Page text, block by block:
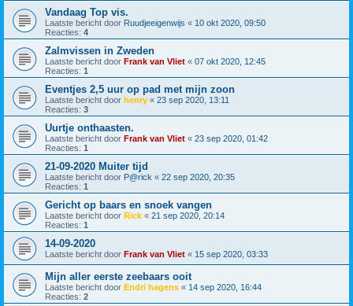
Vandaag Top vis.
Laatste bericht door Ruudjeeigenwijs « 10 okt 2020, 09:50
Reacties: 4
Zalmvissen in Zweden
Laatste bericht door Frank van Vliet « 07 okt 2020, 12:45
Reacties: 1
Eventjes 2,5 uur op pad met mijn zoon
Laatste bericht door henry « 23 sep 2020, 13:11
Reacties: 3
Uurtje onthaasten.
Laatste bericht door Frank van Vliet « 23 sep 2020, 01:42
Reacties: 1
21-09-2020 Muiter tijd
Laatste bericht door P@rick « 22 sep 2020, 20:35
Reacties: 1
Gericht op baars en snoek vangen
Laatste bericht door Rick « 21 sep 2020, 20:14
Reacties: 1
14-09-2020
Laatste bericht door Frank van Vliet « 15 sep 2020, 03:33
Mijn aller eerste zeebaars ooit
Laatste bericht door Endri hagens « 14 sep 2020, 16:44
Reacties: 2